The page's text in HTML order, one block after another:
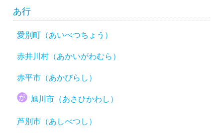
あ行
愛別町（あいべつちょう）
赤井川村（あかいがわむら）
赤平市（あかびらし）
旭川市（あさひかわし）
芦別市（あしべつし）